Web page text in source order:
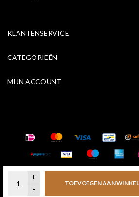
+
-
TOEVOEGEN AAN
KLANTENSERVICE
CATEGORIEËN
MIJN ACCOUNT